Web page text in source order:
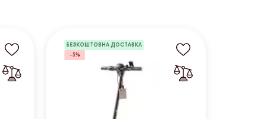
БЕЗКОШТОВНА ДОСТАВКА
-5%